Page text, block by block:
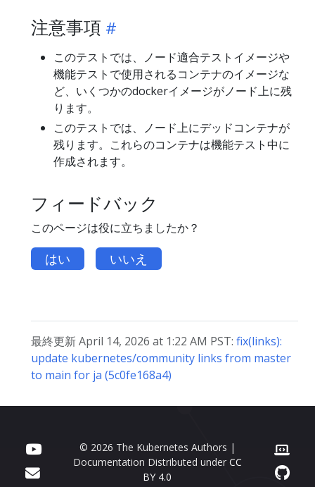
注意事項
このテストでは、ノード適合テストイメージや
機能テストで使用されるコンテナのイメージな
ど、いくつかのdockerイメージがノード上に残
ります。
このテストでは、ノード上にデッドコンテナが
残ります。これらのコンテナは機能テスト中に
作成されます。
フィードバック
このページは役に立ちましたか？
はい いいえ
最終更新 April 14, 2026 at 1:22 AM PST: fix(links):
update kubernetes/community links from master
to main for ja (5c0fe168a4)
© 2026 The Kubernetes Authors |
Documentation Distributed under CC
BY 4.0